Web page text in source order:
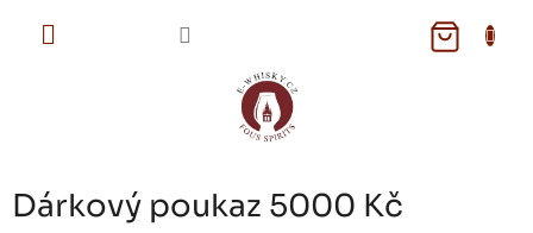
NÁKUPNÍ
Dárkový poukaz 5000 Kč